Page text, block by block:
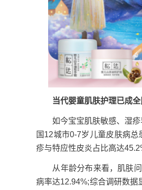
当代婴童肌肤护理已成全
如今宝宝肌肤敏感、湿疹
国12城市0-7岁儿童皮肤病
疹与特应性皮炎占比高达
从年龄分布来看，肌肤问
病率达12.94%;综合调研数